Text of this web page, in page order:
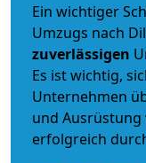
Ein wichtiger
Umzugs nach
zuverlässigen
Es ist wichtig,
Unternehmen
und
erfolgreich